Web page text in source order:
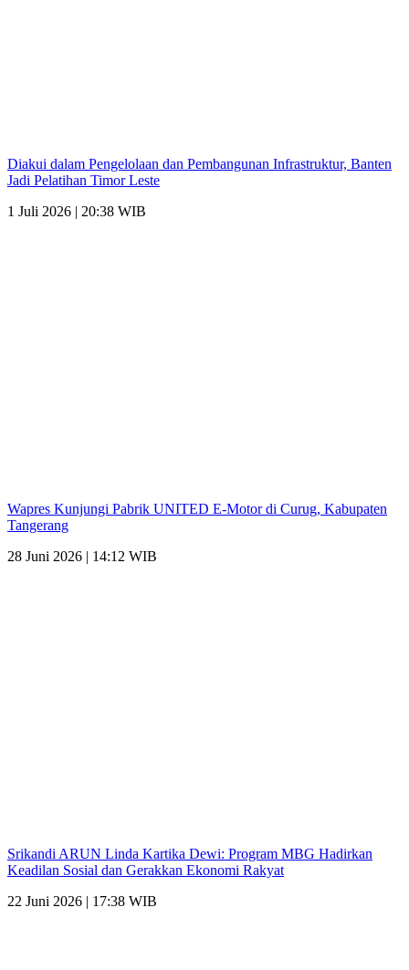
Diakui dalam Pengelolaan dan Pembangunan Infrastruktur, Banten
Jadi Pelatihan Timor Leste
1 Juli 2026 | 20:38 WIB
Wapres Kunjungi Pabrik UNITED E-Motor di Curug, Kabupaten
Tangerang
28 Juni 2026 | 14:12 WIB
Srikandi ARUN Linda Kartika Dewi: Program MBG Hadirkan
Keadilan Sosial dan Gerakkan Ekonomi Rakyat
22 Juni 2026 | 17:38 WIB